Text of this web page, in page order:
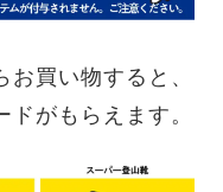
買い物すると、
がもらえます。